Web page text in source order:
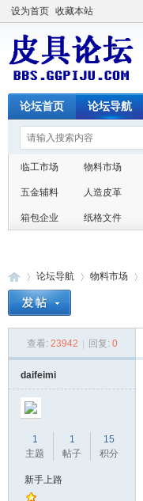
设为首页 收藏本站
论坛首页 论坛导航
临工市场 物料市场
五金辅料 人造皮革
箱包企业 纸格文件
论坛导航
›
物料市场
查看: 23942 回复: 0
daifeimi
1
主题
1
帖子
15
积分
新手上路